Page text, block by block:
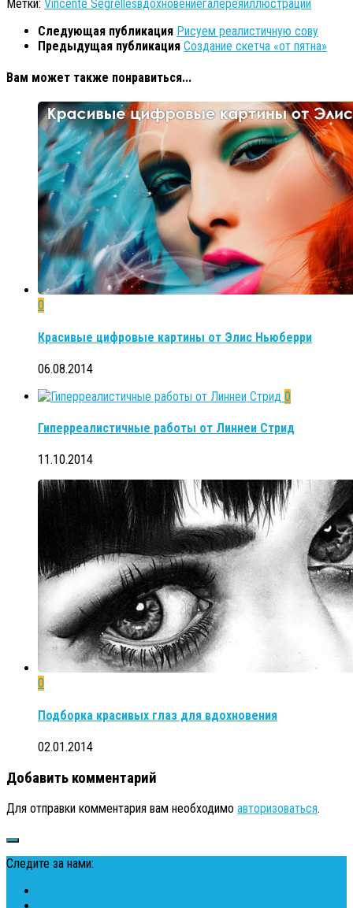
Метки: Vincente Segrellesвдохновениегалереяиллюстрации
Следующая публикация Рисуем реалистичную сову
Предыдущая публикация Создание скетча «от пятна»
Вам может также понравиться...
0
Красивые цифровые картины от Элис Ньюберри
06.08.2014
0
Гиперреалистичные работы от Линнеи Стрид
11.10.2014
0
Подборка красивых глаз для вдохновения
02.01.2014
Добавить комментарий
Для отправки комментария вам необходимо авторизоваться.
Следите за нами: